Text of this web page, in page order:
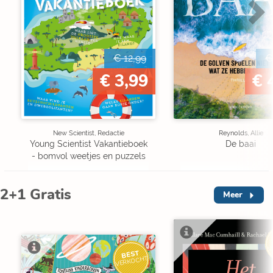
€ 12,99
€ 3,99
New Scientist, Redactie
Young Scientist Vakantieboek
- bomvol weetjes en puzzels
€
€
Reynolds, Allie
De baai
2+1 Gratis Meer
BEST
VERKOCHT